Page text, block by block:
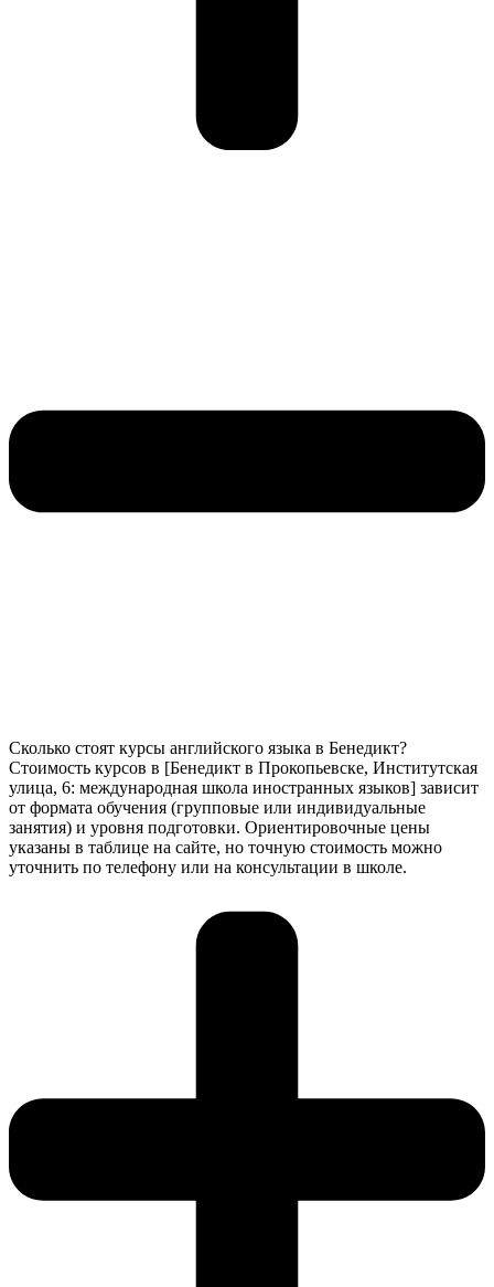
Сколько стоят курсы английского языка в Бенедикт?
Стоимость курсов в [Бенедикт в Прокопьевске, Институтская
улица, 6: международная школа иностранных языков] зависит
от формата обучения (групповые или индивидуальные
занятия) и уровня подготовки. Ориентировочные цены
указаны в таблице на сайте, но точную стоимость можно
уточнить по телефону или на консультации в школе.